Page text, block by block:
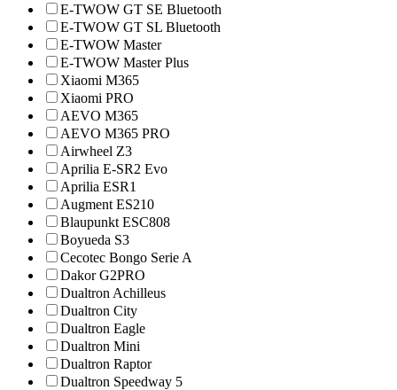
E-TWOW GT SE Bluetooth
E-TWOW GT SL Bluetooth
E-TWOW Master
E-TWOW Master Plus
Xiaomi M365
Xiaomi PRO
AEVO M365
AEVO M365 PRO
Airwheel Z3
Aprilia E-SR2 Evo
Aprilia ESR1
Augment ES210
Blaupunkt ESC808
Boyueda S3
Cecotec Bongo Serie A
Dakor G2PRO
Dualtron Achilleus
Dualtron City
Dualtron Eagle
Dualtron Mini
Dualtron Raptor
Dualtron Speedway 5